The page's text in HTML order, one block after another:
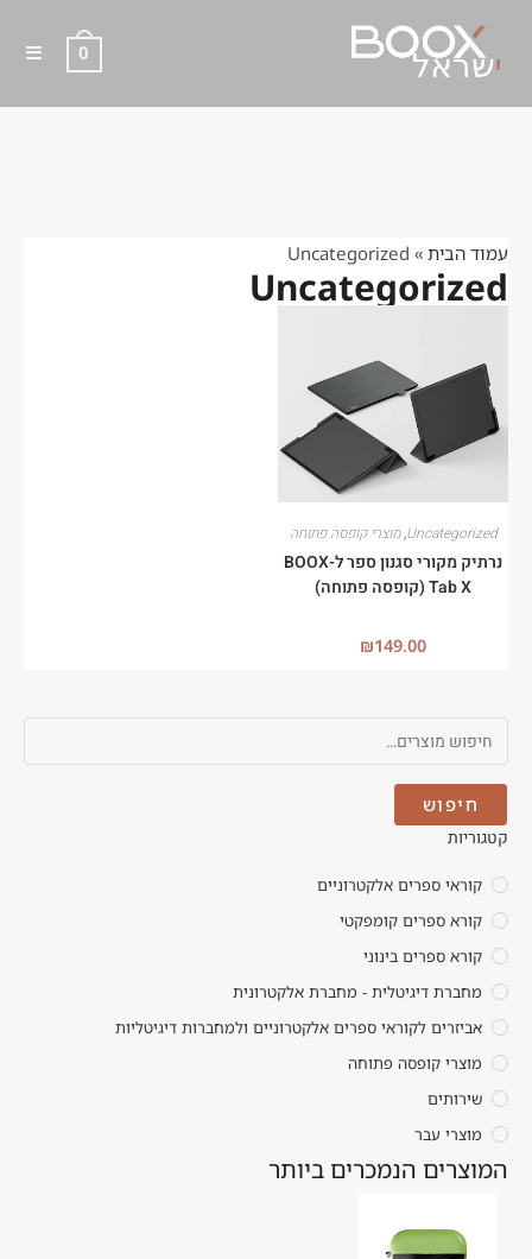
0
חיפוש
קטגוריות
קוראי ספרים אלקטרוניים
קורא ספרים קומפקטי
קורא ספרים בינוני
מחברת דיגיטלית - מחברת אלקטרונית
אביזרים לקוראי ספרים אלקטרוניים ולמחברות דיגיטליות
מוצרי קופסה פתוחה
שירותים
מוצרי עבר
המוצרים הנמכרים ביותר
עמוד הבית »
Uncategorized
Uncategorized
Uncategorized
,מוצרי קופסה פתוחה
נרתיק מקורי סגנון ספר ל-BOOX
Tab X (קופסה פתוחה)
₪149.00